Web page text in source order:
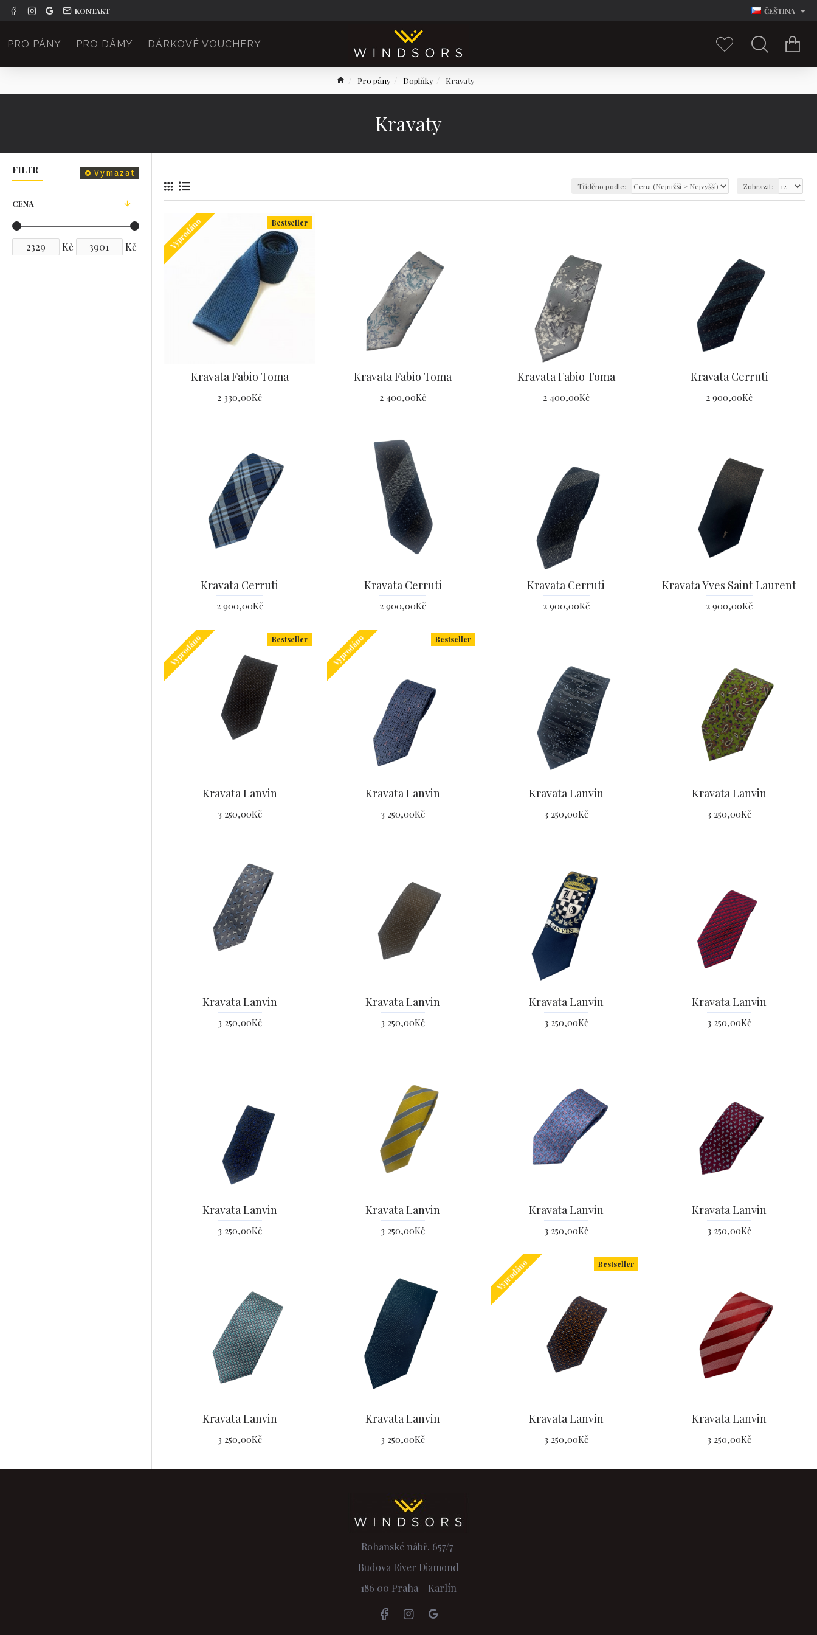
KONTAKT ČEŠTINA
PRO PÁNY PRO DÁMY DÁRKOVÉ VOUCHERY
Pro pány Doplňky Kravaty
Kravaty
FILTR Vymazat
CENA
Kč Kč
Tříděno podle: Zobrazit:
Bestseller
Vyprodáno
Kravata Fabio Toma
2 330,00Kč
Kravata Fabio Toma
2 400,00Kč
Kravata Fabio Toma
2 400,00Kč
Kravata Cerruti
2 900,00Kč
Kravata Cerruti
2 900,00Kč
Kravata Cerruti
2 900,00Kč
Kravata Cerruti
2 900,00Kč
Kravata Yves Saint Laurent
2 900,00Kč
Bestseller
Vyprodáno
Kravata Lanvin
3 250,00Kč
Bestseller
Vyprodáno
Kravata Lanvin
3 250,00Kč
Kravata Lanvin
3 250,00Kč
Kravata Lanvin
3 250,00Kč
Kravata Lanvin
3 250,00Kč
Kravata Lanvin
3 250,00Kč
Kravata Lanvin
3 250,00Kč
Kravata Lanvin
3 250,00Kč
Kravata Lanvin
3 250,00Kč
Kravata Lanvin
3 250,00Kč
Kravata Lanvin
3 250,00Kč
Kravata Lanvin
3 250,00Kč
Kravata Lanvin
3 250,00Kč
Kravata Lanvin
3 250,00Kč
Bestseller
Vyprodáno
Kravata Lanvin
3 250,00Kč
Kravata Lanvin
3 250,00Kč
Rohanské nábř. 657/7
Budova River Diamond
186 00 Praha - Karlín